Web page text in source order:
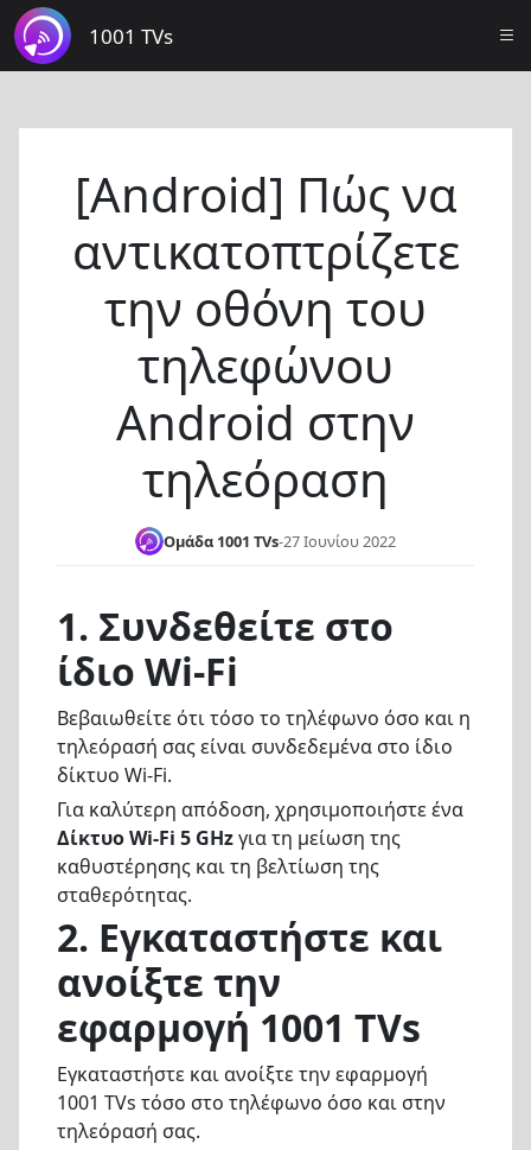
1001 TVs
[Android] Πώς να
αντικατοπτρίζετε
την οθόνη του
τηλεφώνου
Android στην
τηλεόραση
Ομάδα 1001 TVs-27 Ιουνίου 2022
1. Συνδεθείτε στο
ίδιο Wi-Fi
Βεβαιωθείτε ότι τόσο το τηλέφωνο όσο και η
τηλεόρασή σας είναι συνδεδεμένα στο ίδιο
δίκτυο Wi-Fi.
Για καλύτερη απόδοση, χρησιμοποιήστε ένα
Δίκτυο Wi-Fi 5 GHzγια τη μείωση της
καθυστέρησης και τη βελτίωση της
σταθερότητας.
2. Εγκαταστήστε και
ανοίξτε την
εφαρμογή 1001 TVs
Εγκαταστήστε και ανοίξτε την εφαρμογή
1001 TVs τόσο στο τηλέφωνο όσο και στην
τηλεόρασή σας.